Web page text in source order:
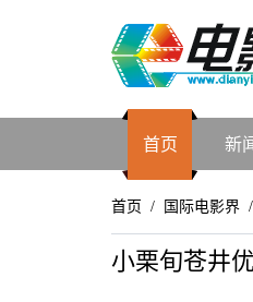
首页 新
首页 / 国际电影界 /
小栗旬苍井